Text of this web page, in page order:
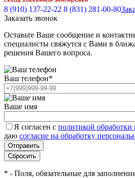
8 (910) 137-22-22 8 (831) 281-00-80
Заказать звонок
Оставьте Ваше сообщение и
специалисты свяжутся с Вами в
решения Вашего вопроса.
Ваш телефон*
Ваше имя
Я согласен с политикой
даю согласие на обработку
* - Поля, обязательные для